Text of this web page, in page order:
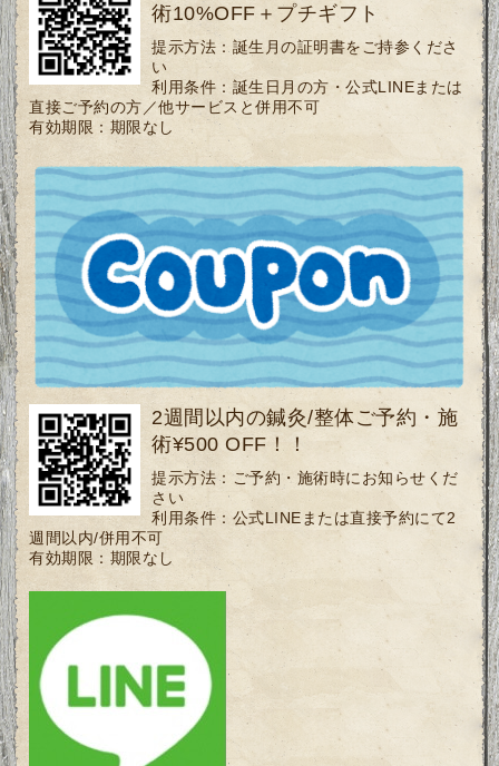
術10%OFF＋プチギフト
提示方法： 誕生月の証明書をご持参くださ
い
利用条件： 誕生日月の方・公式LINEまたは
直接ご予約の方／他サービスと併用不可
有効期限： 期限なし
2週間以内の鍼灸/整体ご予約・施
術¥500 OFF！！
提示方法： ご予約・施術時にお知らせくだ
さい
利用条件： 公式LINEまたは直接予約にて2
週間以内/併用不可
有効期限： 期限なし